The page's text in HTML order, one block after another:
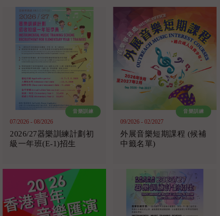
07/2026 - 08/2026
2026/27器樂訓練計劃初
級一年班(E-1)招生
09/2026 - 02/2027
外展音樂短期課程 (候補
中籤名單)